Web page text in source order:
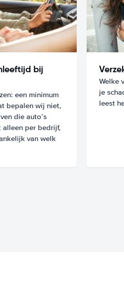
bij
een minimum
bepalen wij niet,
die auto’s
alleen per bedrijf,
van welk
Welke
je
leest